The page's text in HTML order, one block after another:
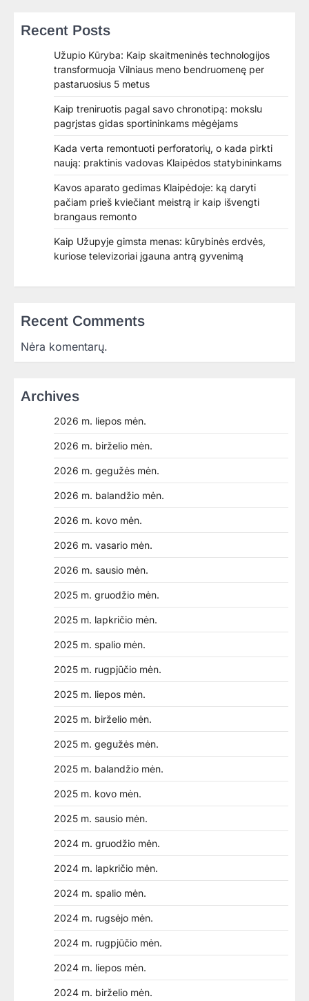
Recent Posts
Užupio Kūryba: Kaip skaitmeninės technologijos
transformuoja Vilniaus meno bendruomenę per
pastaruosius 5 metus
Kaip treniruotis pagal savo chronotipą: mokslu
pagrįstas gidas sportininkams mėgėjams
Kada verta remontuoti perforatorių, o kada pirkti
naują: praktinis vadovas Klaipėdos statybininkams
Kavos aparato gedimas Klaipėdoje: ką daryti
pačiam prieš kviečiant meistrą ir kaip išvengti
brangaus remonto
Kaip Užupyje gimsta menas: kūrybinės erdvės,
kuriose televizoriai įgauna antrą gyvenimą
Recent Comments
Nėra komentarų.
Archives
2026 m. liepos mėn.
2026 m. birželio mėn.
2026 m. gegužės mėn.
2026 m. balandžio mėn.
2026 m. kovo mėn.
2026 m. vasario mėn.
2026 m. sausio mėn.
2025 m. gruodžio mėn.
2025 m. lapkričio mėn.
2025 m. spalio mėn.
2025 m. rugpjūčio mėn.
2025 m. liepos mėn.
2025 m. birželio mėn.
2025 m. gegužės mėn.
2025 m. balandžio mėn.
2025 m. kovo mėn.
2025 m. sausio mėn.
2024 m. gruodžio mėn.
2024 m. lapkričio mėn.
2024 m. spalio mėn.
2024 m. rugsėjo mėn.
2024 m. rugpjūčio mėn.
2024 m. liepos mėn.
2024 m. birželio mėn.